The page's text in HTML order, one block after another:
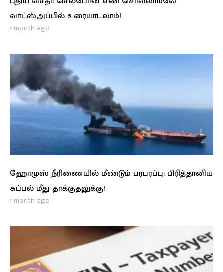
வாட்ஸ்அப்பில் உரையாடலாம்!
1 month ago
ஹோமுஸ் நீரிணையில் மீண்டும் பரபரப்பு: பிரித்தானிய
கப்பல் மீது தாக்குதலுக்கு!
1 month ago